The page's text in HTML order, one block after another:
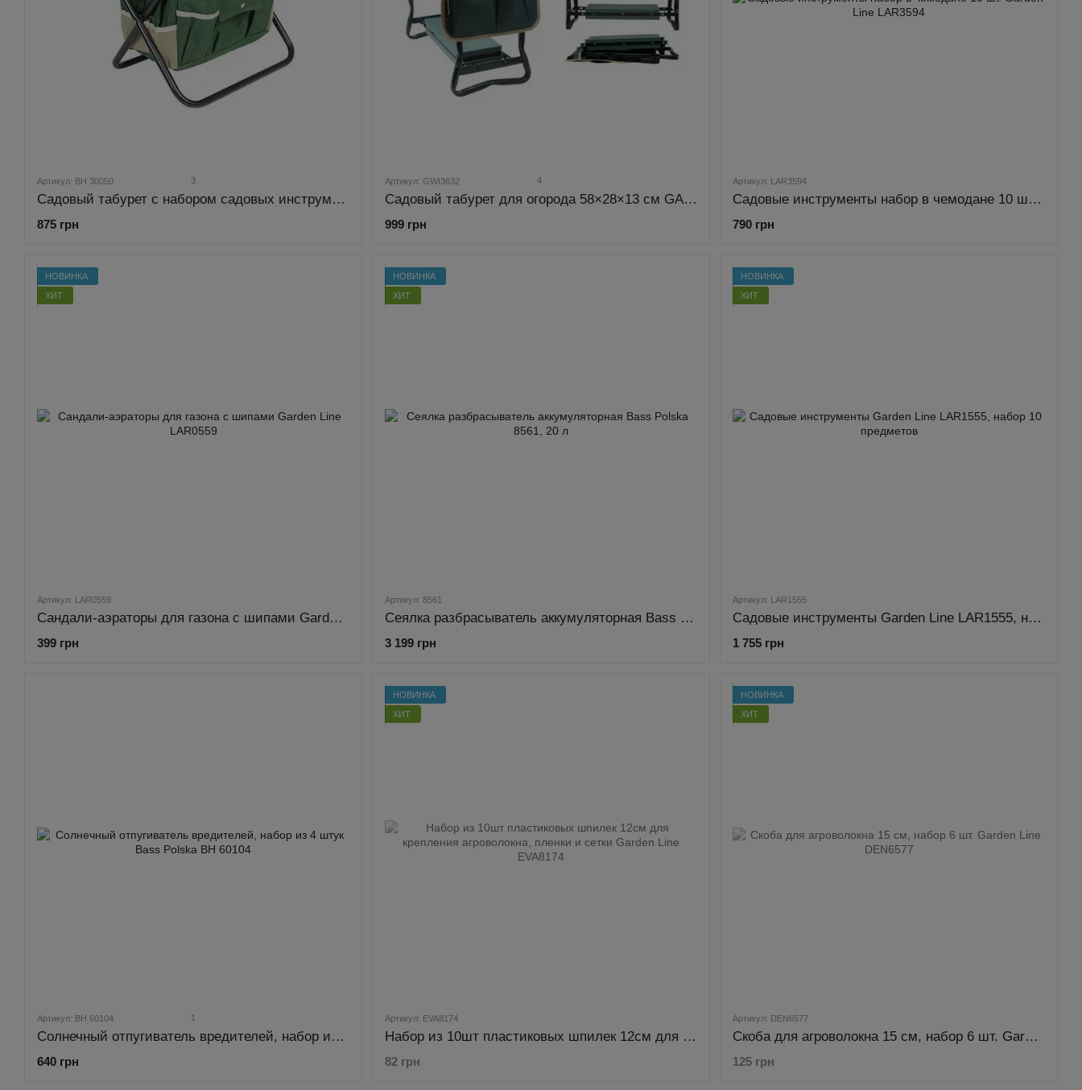
Артикул: BH 30050 3
Садовый табурет с набором садовых инструментов и органайзером Bass Polska BH 30050
875 грн
Артикул: GWI3632 4
Садовый табурет для огорода 58×28×13 см GARDEN LINE GWI3632
999 грн
Артикул: LAR3594
Садовые инструменты набор в чемодане 10 шт. Garden Line LAR3594
790 грн
НОВИНКА
ХИТ
Артикул: LAR0559
Сандали-аэраторы для газона с шипами Garden Line LAR0559
399 грн
НОВИНКА
ХИТ
Артикул: 8561
Сеялка разбрасыватель аккумуляторная Bass Polska 8561, 20 л
3 199 грн
НОВИНКА
ХИТ
Артикул: LAR1555
Садовые инструменты Garden Line LAR1555, набор 10 предметов
1 755 грн
Артикул: BH 60104 1
Солнечный отпугиватель вредителей, набор из 4 штук Bass Polska BH 60104
640 грн
НОВИНКА
ХИТ
Артикул: EVA8174
Набор из 10шт пластиковых шпилек 12см для крепления агроволокна, пленки и сетки Garden Line EVA8174
82 грн
НОВИНКА
ХИТ
Артикул: DEN6577
Скоба для агроволокна 15 см, набор 6 шт. Garden Line DEN6577
125 грн